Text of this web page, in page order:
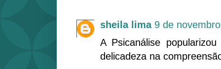
sheila lima 9 de
A Psicanálise
delicadeza na